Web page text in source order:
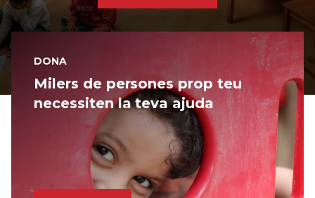
DONA
Milers de persones prop teu
necessiten la teva ajuda